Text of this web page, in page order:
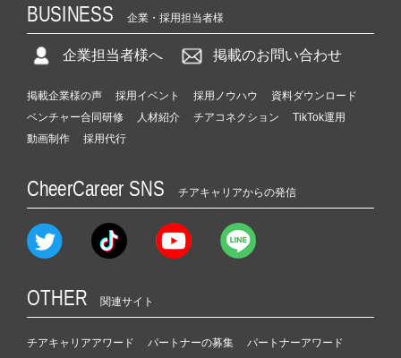
BUSINESS 企業・採用担当者様
企業担当者様へ 掲載のお問い合わせ
掲載企業様の声 採用イベント 採用ノウハウ
資料ダウンロード
ベンチャー合同研修
人材紹介 チアコネクション
TikTok運用
動画制作
採用代行
CheerCareer SNS チアキャリアからの発信
OTHER 関連サイト
チアキャリアアワード パートナーの募集 パートナーアワード